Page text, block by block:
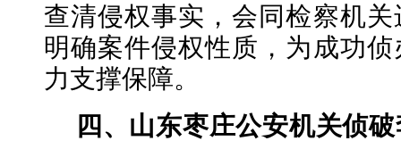
查清侵权事实，会同检察机
明确案件侵权性质，为成功
力支撑保障。
四、山东枣庄公安机关侦